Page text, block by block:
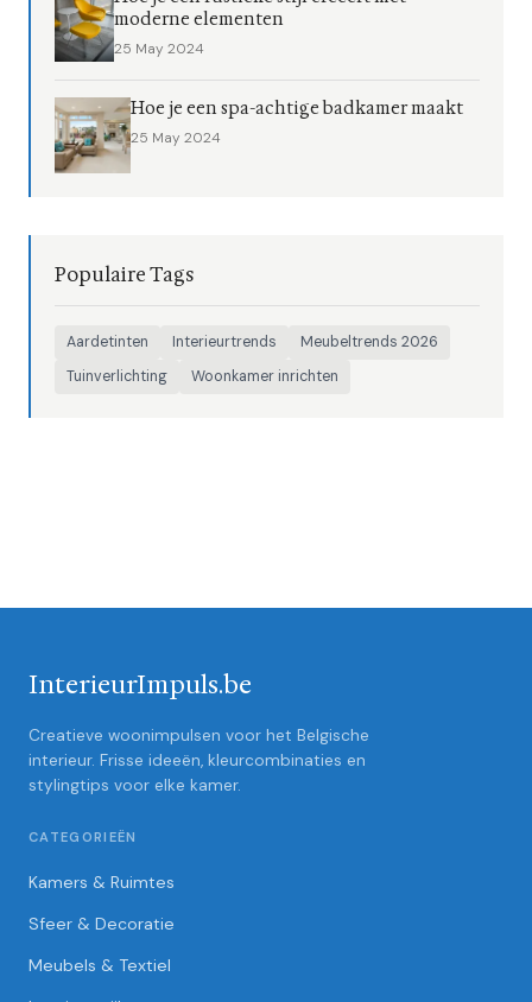
moderne elementen
25 May 2024
Hoe je een spa-achtige badkamer maakt
25 May 2024
Populaire Tags
Aardetinten Interieurtrends
Meubeltrends 2026
Tuinverlichting
Woonkamer inrichten
InterieurImpuls.be
Creatieve woonimpulsen voor het Belgische
interieur. Frisse ideeën, kleurcombinaties en
stylingtips voor elke kamer.
CATEGORIEËN
Kamers & Ruimtes
Sfeer & Decoratie
Meubels & Textiel